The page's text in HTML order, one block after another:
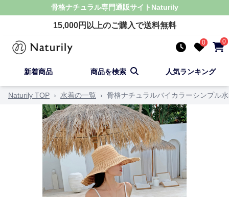
骨格ナチュラル専門通販サイト Naturily
15,000円以上のご購入で送料無料
0 0
新着商品 商品を検索 人気ランキング
Naturily TOP › 水着の一覧 › 骨格ナチュラルバイカラーシンプル